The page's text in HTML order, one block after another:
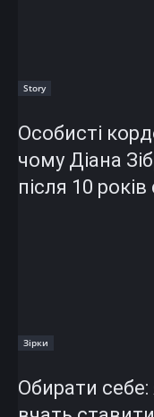
Story
Особисті
чому Діана
після 10 років
Зірки
Обирати себе: